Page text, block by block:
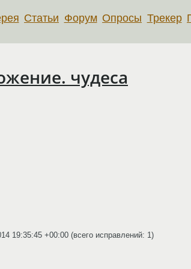
Статьи Форум Опросы Трекер
чудеса
19:35:45 +00:00 (всего исправлений: 1)